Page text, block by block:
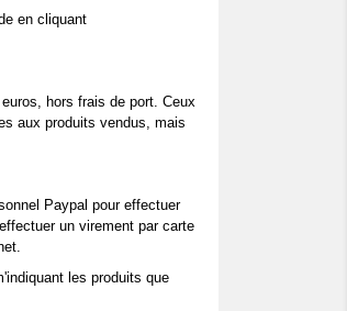
en cliquant
hors frais de port. Ceux
aux produits vendus, mais
Paypal pour effectuer
un virement par carte
les produits que